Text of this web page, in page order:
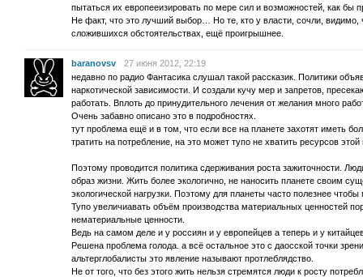
пытаться их европееизировать по мере сил и возможностей, как бы
Не факт, что это лучший выбор… Но те, кто у власти, сочли, видимо,
сложившихся обстоятельствах, ещё проигрышнее.
baranovsv
27 июня 2012, 22:19
недавно по радио Фантасика слушал такой рассказик. Политики
наркотической зависимости. И создали кучу мер и запретов,
работать. Вплоть до принудительного лечения от желания много
Очень забавно описано это в подробностях.
тут проблема ещё и в том, что если все на планете захотят иметь
тратить на потребление, на это может тупо не хватить ресурсов
Поэтому проводится политика сдерживания роста зажиточности.
образ жизни. Жить более экологично, не наносить планете своим
экологической нагрузки. Поэтому для планеты часто полезнее
Тупо увеличиавать объём производства материальных ценностей
нематериальные ценности.
Ведь на самом деле и у россиян и у европейцев а теперь и у
Решена проблема голода. а всё остальное это с даосской точки
альтерглобалисты это явление называют протлеблядство.
Не от того, что без этого жить нельзя стремятся люди к росту